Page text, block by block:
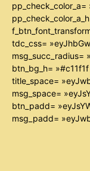
tdc_css=
msg_succ_radius=
btn_bg_h= »#c11f1f
title_space=
msg_space=
btn_padd=
msg_padd=